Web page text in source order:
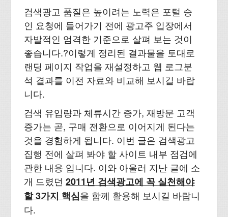
검색광고 품질은 높이려는 노력은 포털 승
인 요청에 들어가기 전에 광고주 입장에서
자발적인 엄격한 기준으로 살펴 보는 것이
좋습니다.?이렇게 정리된 결과물을 토대로
랜딩 페이지 작업을 재설정하고 웹 로그분
석 결과를 이전 자료와 비교해 보시길 바랍
니다.
검색 유입량과 체류시간 증가, 재방문 고객
증가는 곧, 구매 전환으로 이어지게 된다는
것을 경험하게 됩니다. 이번 글은 검색광고
집행 전에 살펴 봐야 할 사이트 내부 점검에
관한 내용 입니다. 이와 아울러 지난 글에 소
개 드렸던2011년 검색광고에 꼭 실천해야
할 3가지 핵심을 함께 활용해 보시길 바랍니
다.